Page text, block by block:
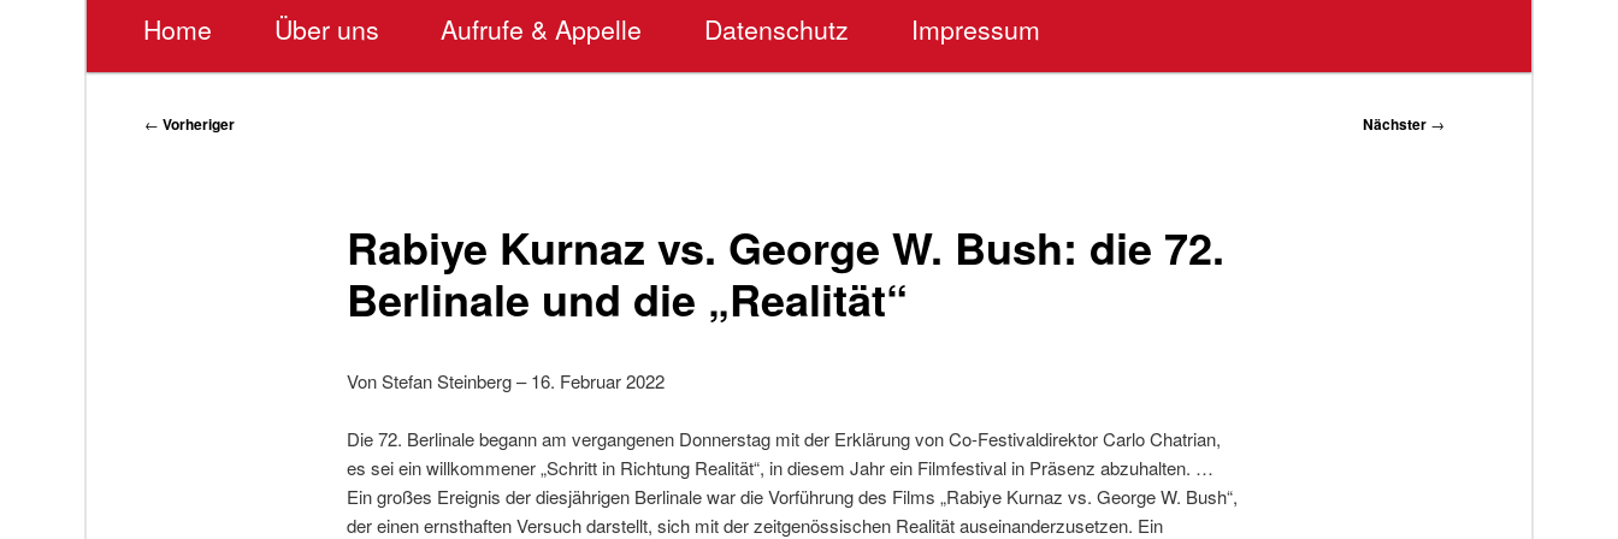
Home Über uns Aufrufe & Appelle Datenschutz Impressum
Beitragsnavigation
← Vorheriger Nächster →
Rabiye Kurnaz vs. George W. Bush: die 72.
Berlinale und die „Realität“
Von Stefan Steinberg – 16. Februar 2022
Die 72. Berlinale begann am vergangenen Donnerstag mit der Erklärung von Co-Festivaldirektor Carlo Chatrian,
es sei ein willkommener „Schritt in Richtung Realität“, in diesem Jahr ein Filmfestival in Präsenz abzuhalten. …
Ein großes Ereignis der diesjährigen Berlinale war die Vorführung des Films „Rabiye Kurnaz vs. George W. Bush“,
der einen ernsthaften Versuch darstellt, sich mit der zeitgenössischen Realität auseinanderzusetzen. Ein